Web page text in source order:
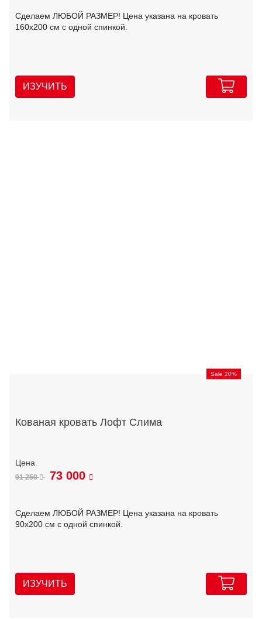
Сделаем ЛЮБОЙ РАЗМЕР! Цена указана на кровать
160х200 см с одной спинкой.
ИЗУЧИТЬ
Sale 20%
Кованая кровать Лофт Слима
91 250 73 000
Сделаем ЛЮБОЙ РАЗМЕР! Цена указана на кровать
90х200 см с одной спинкой.
ИЗУЧИТЬ